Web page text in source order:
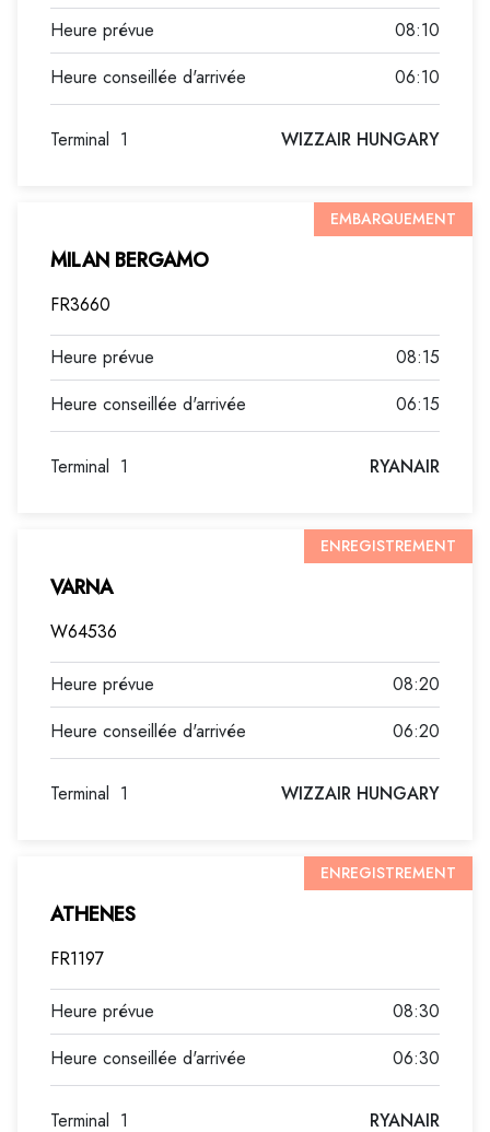
WIZZAIR HUNGARY
08:10
06:10
Terminal 1
FR3660
RYANAIR
MILAN BERGAMO
EMBARQUEMENT
08:15
06:15
Terminal 1
W64536
WIZZAIR HUNGARY
VARNA
ENREGISTREMENT
08:20
06:20
Terminal 1
FR1197
RYANAIR
ATHENES
ENREGISTREMENT
08:30
06:30
Terminal 1